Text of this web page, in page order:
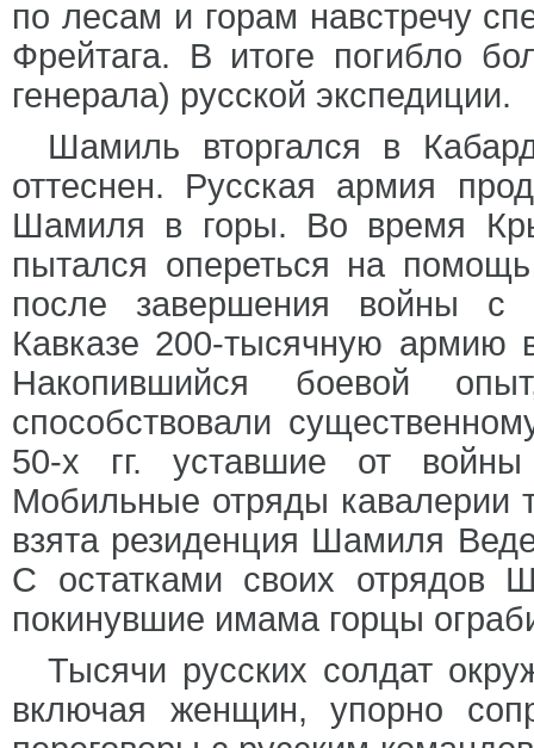
по лесам и горам навстречу
Фрейтага. В итоге погибло
генерала) русской экспедиции.
Шамиль вторгался в
оттеснен. Русская армия
Шамиля в горы. Во время
пытался опереться на
после завершения войны с
Кавказе 200-тысячную армию
Накопившийся боевой
способствовали
50-х гг. уставшие от
Мобильные отряды кавалерии
взята резиденция Шамиля
С остатками своих отрядов
покинувшие имама горцы
Тысячи русских солдат
включая женщин, упорно